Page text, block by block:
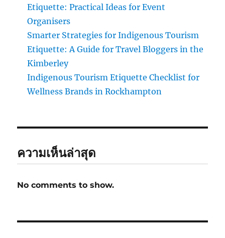
Etiquette: Practical Ideas for Event
Organisers
Smarter Strategies for Indigenous Tourism
Etiquette: A Guide for Travel Bloggers in the
Kimberley
Indigenous Tourism Etiquette Checklist for
Wellness Brands in Rockhampton
ความเห็นล่าสุด
No comments to show.